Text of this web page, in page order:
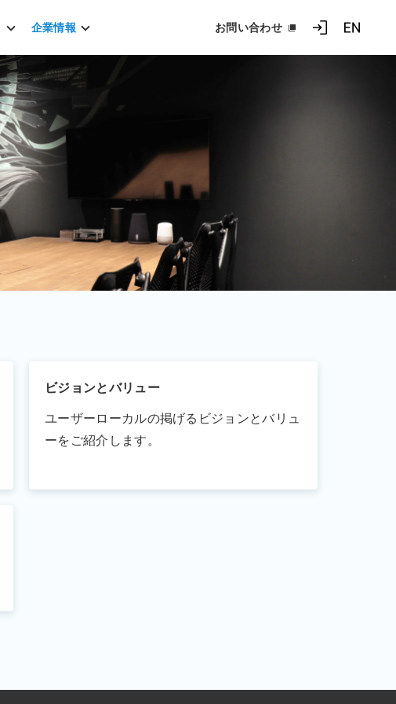
企業情報 お問い合わせ ログイン
ビジョンとバリュー
ユーザーローカルの掲げるビジョンとバリュ
ーをご紹介します。